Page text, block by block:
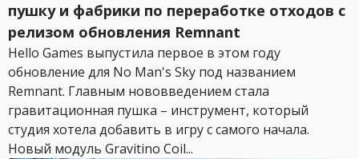
пушку и фабрики по переработке отходов с
релизом обновления Remnant
Hello Games выпустила первое в этом году
обновление для No Man's Sky под названием
Remnant. Главным нововведением стала
гравитационная пушка – инструмент, который
студия хотела добавить в игру с самого начала.
Новый модуль Gravitino Coil...